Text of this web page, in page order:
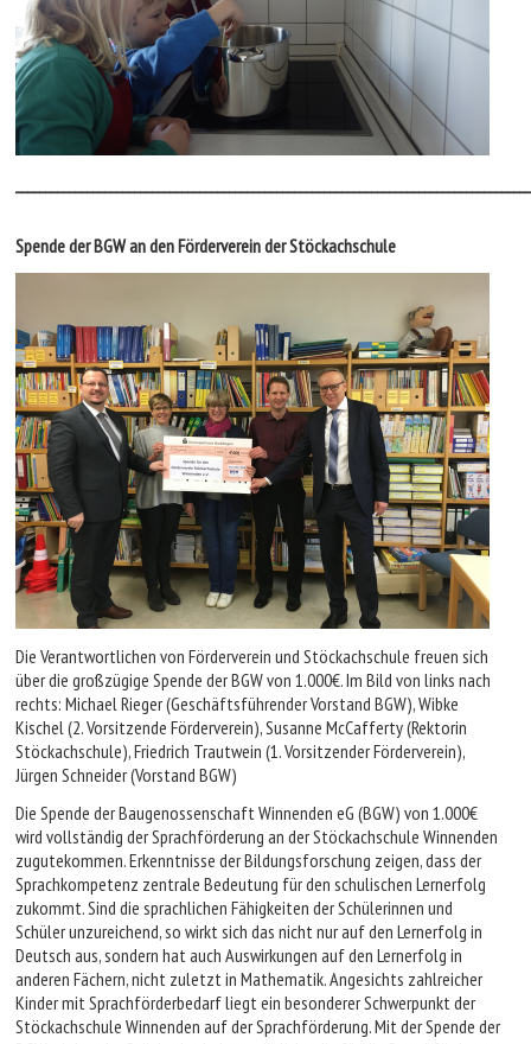
Spende der BGW an den Förderverein der Stöckachschule
Die Verantwortlichen von Förderverein und Stöckachschule freuen sich
über die großzügige Spende der BGW von 1.000€. Im Bild von links nach
rechts: Michael Rieger (Geschäftsführender Vorstand BGW), Wibke
Kischel (2. Vorsitzende Förderverein), Susanne McCafferty (Rektorin
Stöckachschule), Friedrich Trautwein (1. Vorsitzender Förderverein),
Jürgen Schneider (Vorstand BGW)
Die Spende der Baugenossenschaft Winnenden eG (BGW) von 1.000€
wird vollständig der Sprachförderung an der Stöckachschule Winnenden
zugutekommen. Erkenntnisse der Bildungsforschung zeigen, dass der
Sprachkompetenz zentrale Bedeutung für den schulischen Lernerfolg
zukommt. Sind die sprachlichen Fähigkeiten der Schülerinnen und
Schüler unzureichend, so wirkt sich das nicht nur auf den Lernerfolg in
Deutsch aus, sondern hat auch Auswirkungen auf den Lernerfolg in
anderen Fächern, nicht zuletzt in Mathematik. Angesichts zahlreicher
Kinder mit Sprachförderbedarf liegt ein besonderer Schwerpunkt der
Stöckachschule Winnenden auf der Sprachförderung. Mit der Spende der